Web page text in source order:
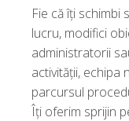
Fie că îți schimbi
lucru, modifici
administratorii
activității, echipa
parcursul
Îți oferim sprijin